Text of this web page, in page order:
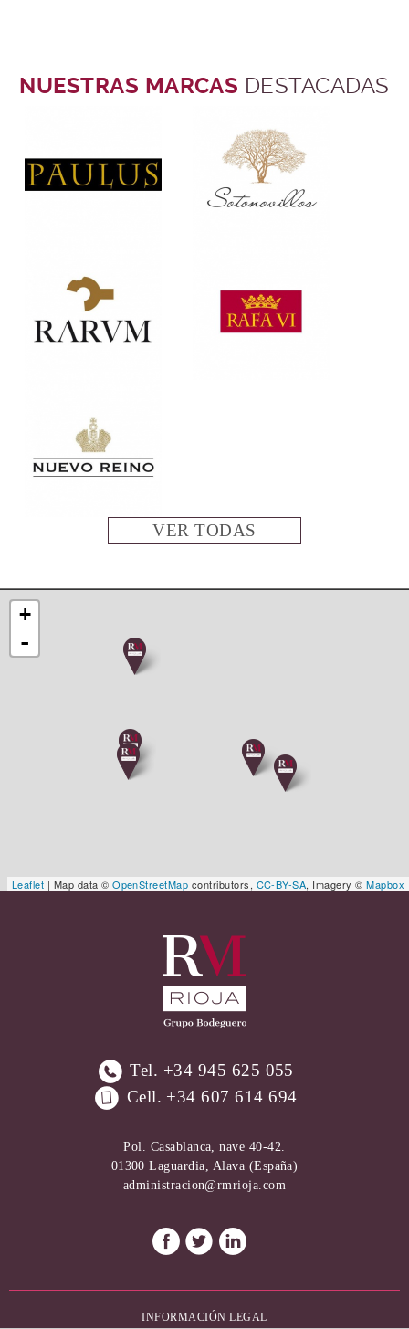
NUESTRAS MARCAS DESTACADAS
VER TODAS
+
-
Leaflet | Map data ©OpenStreetMap contributors, CC-BY-SA, Imagery ©Mapbox
Tel. +34 945 625 055
Cell. +34 607 614 694
Pol. Casablanca, nave 40-42.
01300 Laguardia, Alava (España)
administracion@rmrioja.com
TEXTOS INFORMACIÓN LEGAL